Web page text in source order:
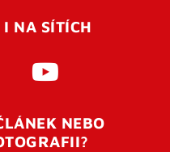
je potřeba
odeslání
ověří a můžete se
složku SPAM ve
I NA SÍTÍCH
NEBO